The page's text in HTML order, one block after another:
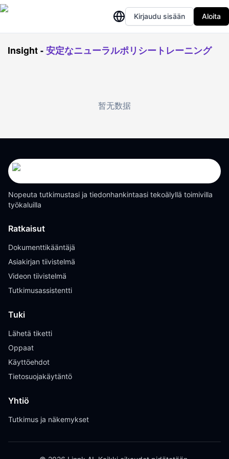
Kirjaudu sisään Aloita
Insight-安定なニューラルポリシートレーニング
暂无数据
Nopeuta tutkimustasi ja tiedonhankintaasi tekoälyllä toimivilla
työkaluilla
Ratkaisut
Dokumenttikääntäjä
Asiakirjan tiivistelmä
Videon tiivistelmä
Tutkimusassistentti
Tuki
Lähetä tiketti
Oppaat
Käyttöehdot
Tietosuojakäytäntö
Yhtiö
Tutkimus ja näkemykset